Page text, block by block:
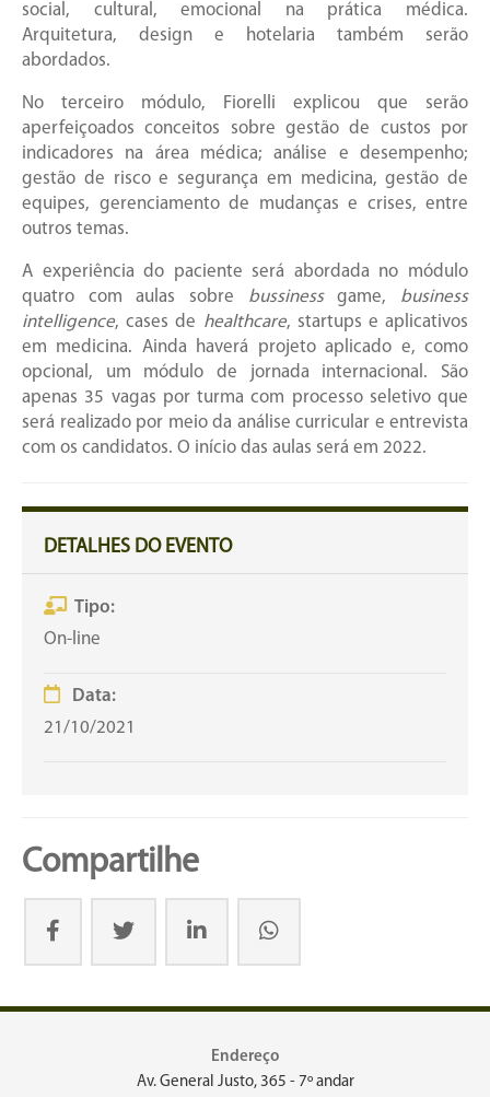
social, cultural, emocional na prática médica.
Arquitetura, design e hotelaria também serão
abordados.
No terceiro módulo, Fiorelli explicou que serão
aperfeiçoados conceitos sobre gestão de custos por
indicadores na área médica; análise e desempenho;
gestão de risco e segurança em medicina, gestão de
equipes, gerenciamento de mudanças e crises, entre
outros temas.
A experiência do paciente será abordada no módulo
quatro com aulas sobre bussinessgame, business
intelligence, cases de healthcare, startups e aplicativos
em medicina. Ainda haverá projeto aplicado e, como
opcional, um módulo de jornada internacional. São
apenas 35 vagas por turma com processo seletivo que
será realizado por meio da análise curricular e entrevista
com os candidatos. O início das aulas será em 2022.
DETALHES DO EVENTO
Tipo:
On-line
Data:
21/10/2021
Compartilhe
Endereço
Av. General Justo, 365 - 7º andar